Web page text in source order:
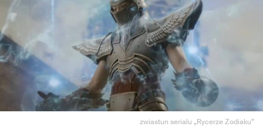
zwiastun serialu „Rycerze Zodiaku”